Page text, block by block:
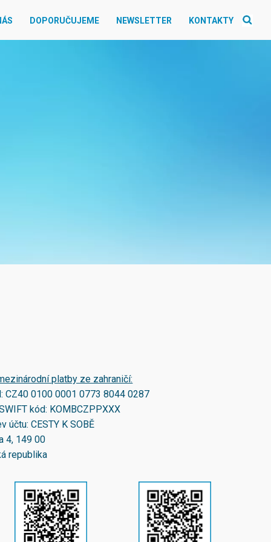
DOPORUČUJEME NEWSLETTER KONTAKTY
platby ze zahraničí:
CZ40 0100 0001 0773 8044 0287
kód: KOMBCZPPXXX
účtu: CESTY K SOBĚ
4, 149 00
republika